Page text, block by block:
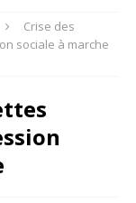
Crise des
sociale à marche